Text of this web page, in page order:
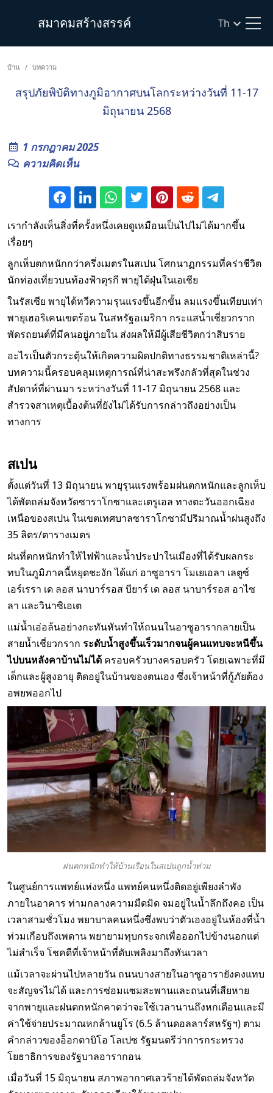
สมาคมสร้างสรรค์ Th
บ้าน บทความ
สรุปภัยพิบัติทางภูมิอากาศบนโลกระหว่างวันที่ 11-17
มิถุนายน 2568
1 กรกฎาคม 2025
ความคิดเห็น
เรากำลังเห็นสิ่งที่ครั้งหนึ่งเคยดูเหมือนเป็นไปไม่ได้มากขึ้น
เรื่อยๆ
ลูกเห็บตกหนักกว่าครึ่งเมตรในสเปน โศกนาฏกรรมที่คร่าชีวิต
นักท่องเที่ยวบนท้องฟ้าตุรกี พายุไต้ฝุ่นในเอเชีย
ในรัสเซีย พายุได้ทวีความรุนแรงขึ้นอีกขั้น ลมแรงขึ้นเทียบเท่า
พายุเฮอริเคนเขตร้อน ในสหรัฐอเมริกา กระแสน้ำเชี่ยวกราก
พัดรถยนต์ที่มีคนอยู่ภายใน ส่งผลให้มีผู้เสียชีวิตกว่าสิบราย
อะไรเป็นตัวกระตุ้นให้เกิดความผิดปกติทางธรรมชาติเหล่านี้?
บทความนี้ครอบคลุมเหตุการณ์ที่น่าสะพรึงกลัวที่สุดในช่วง
สัปดาห์ที่ผ่านมา ระหว่างวันที่ 11-17 มิถุนายน 2568 และ
สำรวจสาเหตุเบื้องต้นที่ยังไม่ได้รับการกล่าวถึงอย่างเป็น
ทางการ
สเปน
ตั้งแต่วันที่ 13 มิถุนายน พายุรุนแรงพร้อมฝนตกหนักและลูกเห็บ
ได้พัดถล่มจังหวัดซาราโกซาและเตรูเอล ทางตะวันออกเฉียง
เหนือของสเปน ในเขตเทศบาลซาราโกซามีปริมาณน้ำฝนสูงถึง
35 ลิตร/ตารางเมตร
ฝนที่ตกหนักทำให้ไฟฟ้าและน้ำประปาในเมืองที่ได้รับผลกระ
ทบในภูมิภาคนี้หยุดชะงัก ได้แก่ อาซูอารา โมเยเอลา เลตูซ์
เอร์เรรา เด ลอส นาบาร์รอส บียาร์ เด ลอส นาบาร์รอส อาไซ
ลา และวินาซิเอเต
แม่น้ำเอ่อล้นอย่างกะทันหันทำให้ถนนในอาซูอารากลายเป็น
สายน้ำเชี่ยวกราก ระดับน้ำสูงขึ้นเร็วมากจนผู้คนแทบจะหนีขึ้น
ไปบนหลังคาบ้านไม่ได้ ครอบครัวบางครอบครัว โดยเฉพาะที่มี
เด็กและผู้สูงอายุ ติดอยู่ในบ้านของตนเอง ซึ่งเจ้าหน้าที่กู้ภัยต้อง
อพยพออกไป
ฝนตกหนักทำให้บ้านเรือนในสเปนถูกน้ำท่วม
ในศูนย์การแพทย์แห่งหนึ่ง แพทย์คนหนึ่งติดอยู่เพียงลำพัง
ภายในอาคาร ท่ามกลางความมืดมิด จมอยู่ในน้ำลึกถึงคอ เป็น
เวลาสามชั่วโมง พยาบาลคนหนึ่งซึ่งพบว่าตัวเองอยู่ในห้องที่น้ำ
ท่วมเกือบถึงเพดาน พยายามทุบกระจกเพื่อออกไปข้างนอกแต่
ไม่สำเร็จ โชคดีที่เจ้าหน้าที่ดับเพลิงมาถึงทันเวลา
แม้เวลาจะผ่านไปหลายวัน ถนนบางสายในอาซูอารายังคงแทบ
จะสัญจรไม่ได้ และการซ่อมแซมสะพานและถนนที่เสียหาย
จากพายุและฝนตกหนักคาดว่าจะใช้เวลานานถึงหกเดือนและมี
ค่าใช้จ่ายประมาณหกล้านยูโร (6.5 ล้านดอลลาร์สหรัฐฯ) ตาม
คำกล่าวของอ็อกตาบิโอ โลเปซ รัฐมนตรีว่าการกระทรวง
โยธาธิการของรัฐบาลอารากอน
เมื่อวันที่ 15 มิถุนายน สภาพอากาศเลวร้ายได้พัดถล่มจังหวัด